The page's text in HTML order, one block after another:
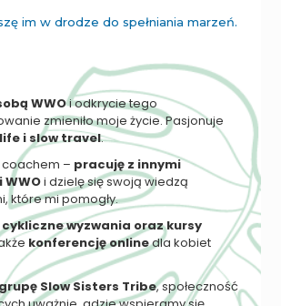
im w drodze do spełniania marzeń.
WWOi odkrycie tego
zmieniło moje życie. Pasjonuje
i slow travel.
– pracuję z innymi
i dzielę się swoją wiedzą
które mi pomogły.
wyzwania oraz kursy
konferencję onlinedla kobiet
grupę Slow Sisters Tribe, społeczność